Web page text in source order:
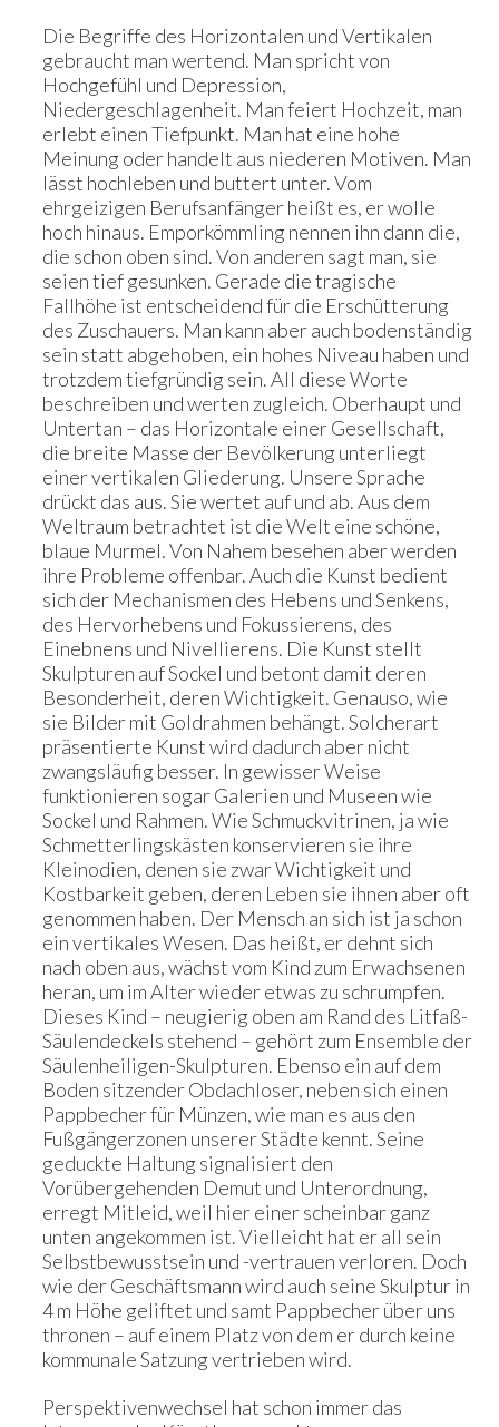
Die Begriffe des Horizontalen und Vertikalen
gebraucht man wertend. Man spricht von
Hochgefühl und Depression,
Niedergeschlagenheit. Man feiert Hochzeit, man
erlebt einen Tiefpunkt. Man hat eine hohe
Meinung oder handelt aus niederen Motiven. Man
lässt hochleben und buttert unter. Vom
ehrgeizigen Berufsanfänger heißt es, er wolle
hoch hinaus. Emporkömmling nennen ihn dann die,
die schon oben sind. Von anderen sagt man, sie
seien tief gesunken. Gerade die tragische
Fallhöhe ist entscheidend für die Erschütterung
des Zuschauers. Man kann aber auch bodenständig
sein statt abgehoben, ein hohes Niveau haben und
trotzdem tiefgründig sein. All diese Worte
beschreiben und werten zugleich. Oberhaupt und
Untertan – das Horizontale einer Gesellschaft,
die breite Masse der Bevölkerung unterliegt
einer vertikalen Gliederung. Unsere Sprache
drückt das aus. Sie wertet auf und ab. Aus dem
Weltraum betrachtet ist die Welt eine schöne,
blaue Murmel. Von Nahem besehen aber werden
ihre Probleme offenbar. Auch die Kunst bedient
sich der Mechanismen des Hebens und Senkens,
des Hervorhebens und Fokussierens, des
Einebnens und Nivellierens. Die Kunst stellt
Skulpturen auf Sockel und betont damit deren
Besonderheit, deren Wichtigkeit. Genauso, wie
sie Bilder mit Goldrahmen behängt. Solcherart
präsentierte Kunst wird dadurch aber nicht
zwangsläufig besser. In gewisser Weise
funktionieren sogar Galerien und Museen wie
Sockel und Rahmen. Wie Schmuckvitrinen, ja wie
Schmetterlingskästen konservieren sie ihre
Kleinodien, denen sie zwar Wichtigkeit und
Kostbarkeit geben, deren Leben sie ihnen aber oft
genommen haben. Der Mensch an sich ist ja schon
ein vertikales Wesen. Das heißt, er dehnt sich
nach oben aus, wächst vom Kind zum Erwachsenen
heran, um im Alter wieder etwas zu schrumpfen.
Dieses Kind – neugierig oben am Rand des Litfaß-
Säulendeckels stehend – gehört zum Ensemble der
Säulenheiligen-Skulpturen. Ebenso ein auf dem
Boden sitzender Obdachloser, neben sich einen
Pappbecher für Münzen, wie man es aus den
Fußgängerzonen unserer Städte kennt. Seine
geduckte Haltung signalisiert den
Vorübergehenden Demut und Unterordnung,
erregt Mitleid, weil hier einer scheinbar ganz
unten angekommen ist. Vielleicht hat er all sein
Selbstbewusstsein und -vertrauen verloren. Doch
wie der Geschäftsmann wird auch seine Skulptur in
4 m Höhe geliftet und samt Pappbecher über uns
thronen – auf einem Platz von dem er durch keine
kommunale Satzung vertrieben wird.
Perspektivenwechsel hat schon immer das